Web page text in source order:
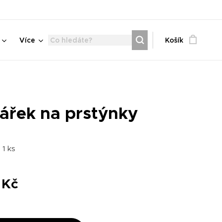
Více Košík
na prstýnky
ks